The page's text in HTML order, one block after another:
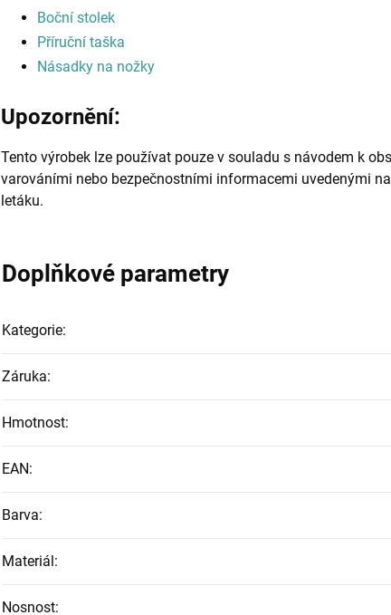
Boční stolek
Příruční taška
Násadky na nožky
Upozornění:
Tento výrobek lze používat pouze v souladu s návodem k
varováními nebo bezpečnostními informacemi uvedenými
letáku.
Doplňkové parametry
Kategorie:
Záruka:
Hmotnost:
EAN:
Barva:
Materiál:
Nosnost: